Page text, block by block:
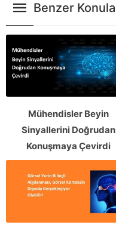
Benzer
Mühendisler Beyin
Sinyallerini Doğrudan
Konuşmaya Çevirdi